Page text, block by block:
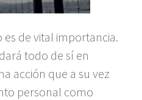
de vital importancia.
todo de sí en
acción que a su vez
personal como